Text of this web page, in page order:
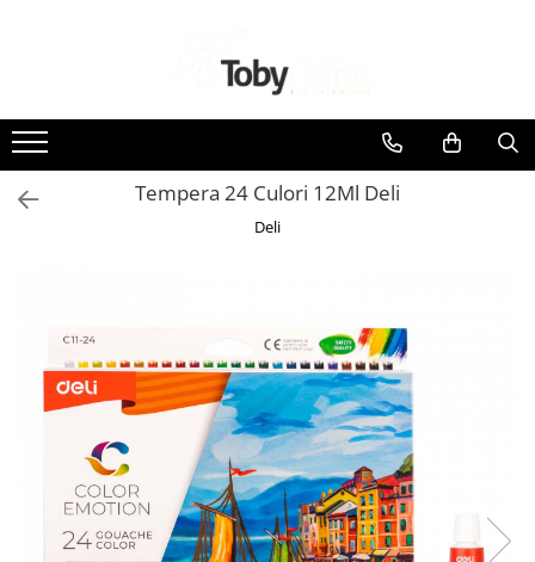
Black Friday
Idei cadouri
Accesorii pentru birou
Accesorii pentru birou
Agrafe. Pioneze. Clipsuri. Ace cu
Gamalie. Elastice
Buretiere
Calculatoare de birou
Tempera 24 Culori 12Ml Deli
Deli